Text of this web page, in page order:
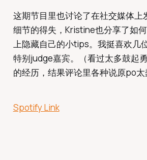
这期节目里也讨论了在社交媒体上
细节的得失，Kristine也分享了如
上隐藏自己的小tips。我挺喜欢几
特别judge嘉宾。（看过太多鼓起
的经历，结果评论里各种说原po太
Spotify Link